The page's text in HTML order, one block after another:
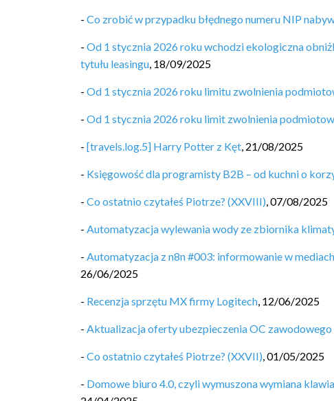
- Co zrobić w przypadku błędnego numeru NIP
- Od 1 stycznia 2026 roku wchodzi ekologiczna
tytułu leasingu, 18/09/2025
- Od 1 stycznia 2026 roku limitu zwolnienia
- Od 1 stycznia 2026 roku limit zwolnienia
- [travels.log.5] Harry Potter z Kęt, 21/08/2025
- Księgowość dla programisty B2B – od kuchni o
- Co ostatnio czytałeś Piotrze? (XXVIII),07/08/2025
- Automatyzacja wylewania wody ze zbiornika
- Automatyzacja z n8n #003: informowanie w
26/06/2025
- Recenzja sprzętu MX firmy Logitech, 12/06/2025
- Aktualizacja oferty ubezpieczenia OC
- Co ostatnio czytałeś Piotrze? (XXVII),01/05/2025
- Domowe biuro 4.0, czyli wymuszona wymiana